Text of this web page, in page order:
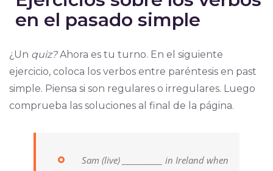
en el pasado simple
¿Un quiz?Ahora es tu turno. En el siguiente
ejercicio, coloca los verbos entre paréntesis en past
simple. Piensa si son regulares o irregulares. Luego
comprueba las soluciones al final de la página.
Sam (live) ___________ in Ireland when